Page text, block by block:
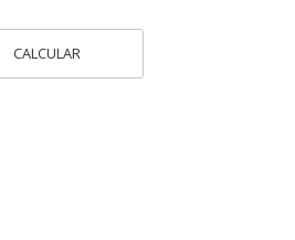
CALCULAR